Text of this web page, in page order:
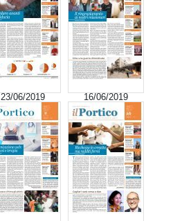
23/06/2019 16/06/2019